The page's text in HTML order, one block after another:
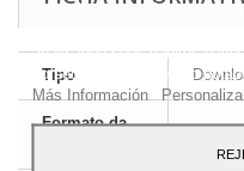
Tipo
Formato da
Este site usa cookies
analisando seus hábitos
ao seu uso, pressione o
Más Información